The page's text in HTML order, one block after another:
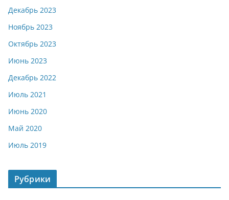
Декабрь 2023
Ноябрь 2023
Октябрь 2023
Июнь 2023
Декабрь 2022
Июль 2021
Июнь 2020
Май 2020
Июль 2019
Рубрики